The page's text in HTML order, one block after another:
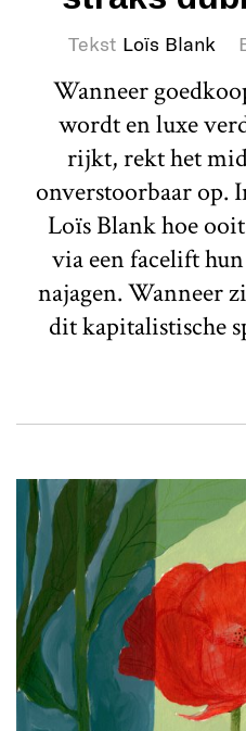
Tekst Loïs Blank
Wanneer
wordt en luxe
rijkt, rekt het
onverstoorbaar op.
Loïs Blank hoe
via een facelift
najagen. Wanneer
dit kapitalistische